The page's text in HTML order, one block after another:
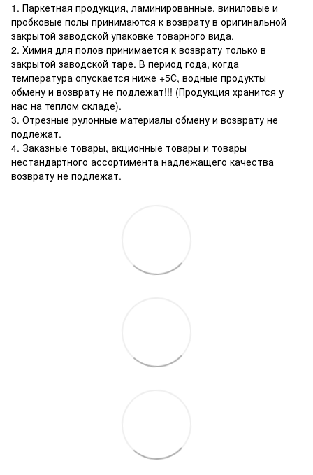
1. Паркетная продукция, ламинированные, виниловые и
пробковые полы принимаются к возврату в оригинальной
закрытой заводской упаковке товарного вида.
2. Химия для полов принимается к возврату только в
закрытой заводской таре. В период года, когда
температура опускается ниже +5С, водные продукты
обмену и возврату не подлежат!!! (Продукция хранится у
нас на теплом складе).
3. Отрезные рулонные материалы обмену и возврату не
подлежат.
4. Заказные товары, акционные товары и товары
нестандартного ассортимента надлежащего качества
возврату не подлежат.